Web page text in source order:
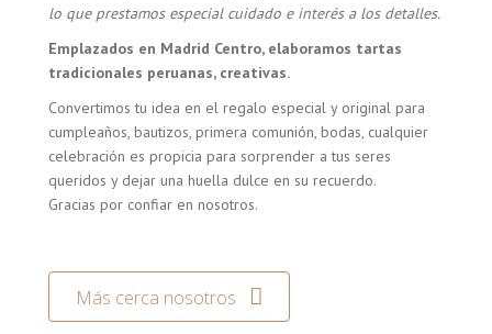
lo que prestamos especial cuidado e interés a los detalles.
Emplazados en Madrid Centro, elaboramos tartas
tradicionales peruanas, creativas.
Convertimos tu idea en el regalo especial y original para
cumpleaños, bautizos, primera comunión, bodas, cualquier
celebración es propicia para sorprender a tus seres
queridos y dejar una huella dulce en su recuerdo.
Gracias por confiar en nosotros.
Más cerca nosotros